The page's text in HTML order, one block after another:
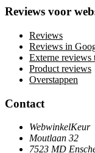
Reviews voor
Reviews
Reviews in
Externe reviews
Product reviews
Overstappen
Contact
WebwinkelKeur
Moutlaan 32
7523 MD